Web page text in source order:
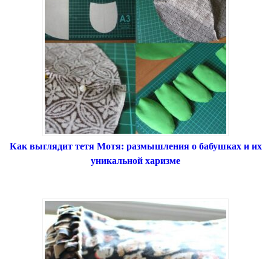
Как выглядит тетя Мотя: размышления о бабушках и их
уникальной харизме